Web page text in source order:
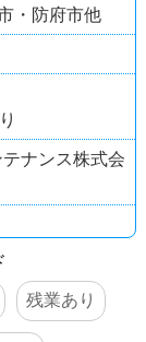
・防府市他
ナンス株式会
残業あり